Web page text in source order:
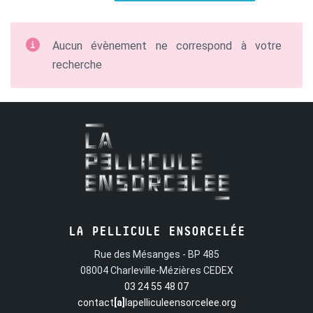
Aucun évènement ne correspond à votre
recherche
LA PELLICULE ENSORCELÉE
Rue des Mésanges - BP 485
08004 Charleville-Mézières CEDEX
03 24 55 48 07
contact [a] lapelliculeensorcelee.org